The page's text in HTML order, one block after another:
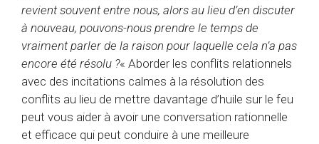
revient souvent entre nous, alors au lieu d’en discuter
à nouveau, pouvons-nous prendre le temps de
vraiment parler de la raison pour laquelle cela n’a pas
encore été résolu ?« Aborder les conflits relationnels
avec des incitations calmes à la résolution des
conflits au lieu de mettre davantage d’huile sur le feu
peut vous aider à avoir une conversation rationnelle
et efficace qui peut conduire à une meilleure